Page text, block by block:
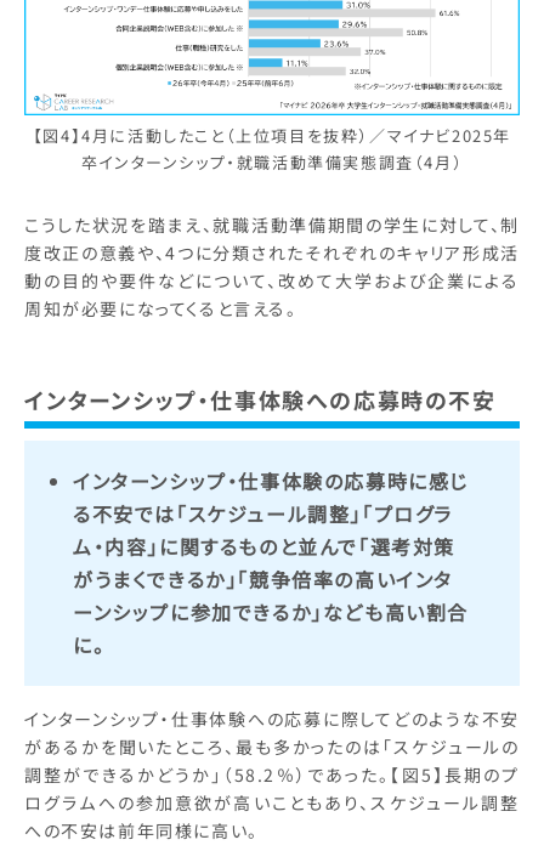
【図4】4月に活動したこと（上位項目を抜粋）／マイナビ2025年
卒インターンシップ・就職活動準備実態調査（4月）
こうした状況を踏まえ、就職活動準備期間の学生に対して、制
度改正の意義や、4つに分類されたそれぞれのキャリア形成活
動の目的や要件などについて、改めて大学および企業による
周知が必要になってくると言える。
インターンシップ・仕事体験への応募時の不安
インターンシップ・仕事体験の応募時に感じ
る不安では「スケジュール調整」「プログラ
ム・内容」に関するものと並んで「選考対策
がうまくできるか」「競争倍率の高いインタ
ーンシップに参加できるか」なども高い割合
に。
インターンシップ・仕事体験への応募に際してどのような不安
があるかを聞いたところ、最も多かったのは「スケジュールの
調整ができるかどうか」（58.2％）であった。【図5】長期のプ
ログラムへの参加意欲が高いこともあり、スケジュール調整
への不安は前年同様に高い。